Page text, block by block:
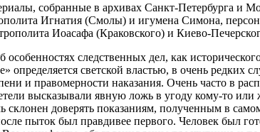
собранные в архивах Санкт-Петербурга и
Игнатия (Смолы) и игумена Симона,
Иоасафа (Краковского) и Киево-
особенностях следственных дел, как
определяется светской властью, в очень
и правомерности наказания. Очень часто в
высказывали явную ложь в угоду кому-то
склонен доверять показаниям, полученным в
пыток был правдивее первого. Человек был